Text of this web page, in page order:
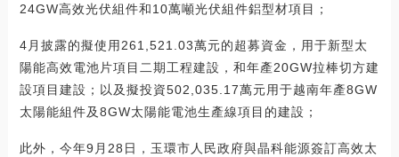
24GW高效光伏組件和10萬噸光伏組件鋁型材項目；
4月披露的擬使用261,521.03萬元的超募資金，用于新型太
陽能高效電池片項目二期工程建設，和年產20GW拉棒切方建
設項目建設；以及擬投資502,035.17萬元用于越南年產8GW
太陽能組件及8GW太陽能電池生產線項目的建設；
此外，今年9月28日，玉環市人民政府與晶科能源簽訂高效太